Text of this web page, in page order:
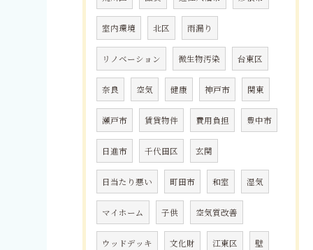
室内環境 北区 雨漏り
リノベーション 微生物汚染 台東区
奈良 空気 健康 神戸市 関東
瀬戸市 賃貸物件 費用負担 豊中市
日進市 千代田区 玄関
日当たり悪い 町田市 和室 湿気
マイホーム 子供 空気質改善
ウッドデッキ 文化財 江東区 壁